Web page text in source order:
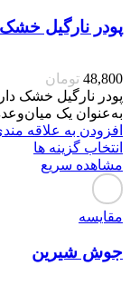
پودر نارگیل خشک
48,800 تومان
پودر نارگیل خشک
به‌عنوان یک
افزودن به علاقه
انتخاب گزینه ها
مشاهده سریع
مقایسه
جوش شیرین